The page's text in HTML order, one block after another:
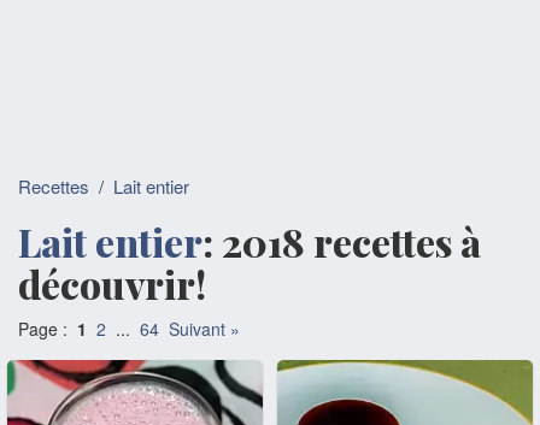
Recettes / Lait entier
Lait entier: 2018 recettes à
découvrir!
Page : 1 2 ... 64 Suivant »